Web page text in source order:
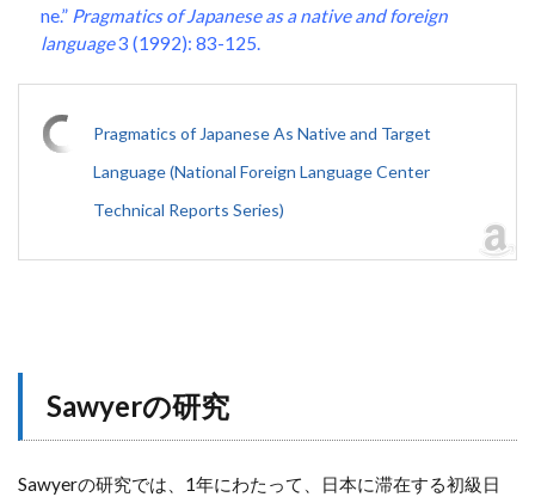
ne.” Pragmatics of Japanese as a native and foreign
language3 (1992): 83-125.
Pragmatics of Japanese As Native and Target
Language (National Foreign Language Center
Technical Reports Series)
Sawyerの研究
Sawyerの研究では、1年にわたって、日本に滞在する初級日